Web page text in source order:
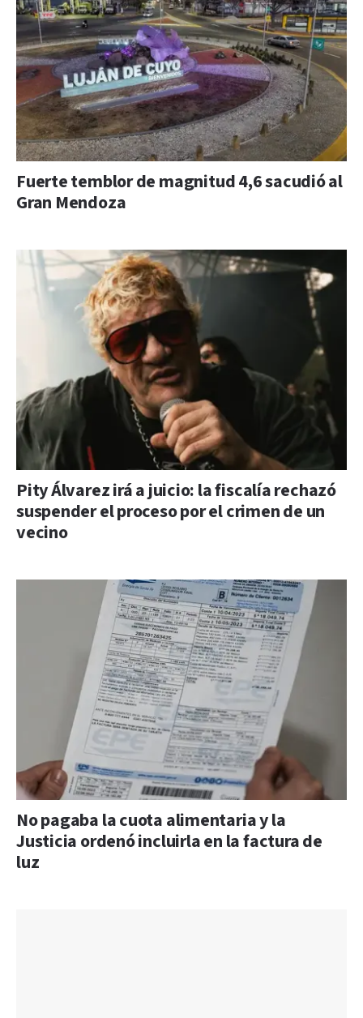
Fuerte temblor de magnitud 4,6 sacudió al
Gran Mendoza
Pity Álvarez irá a juicio: la fiscalía rechazó
suspender el proceso por el crimen de un
vecino
No pagaba la cuota alimentaria y la
Justicia ordenó incluirla en la factura de
luz